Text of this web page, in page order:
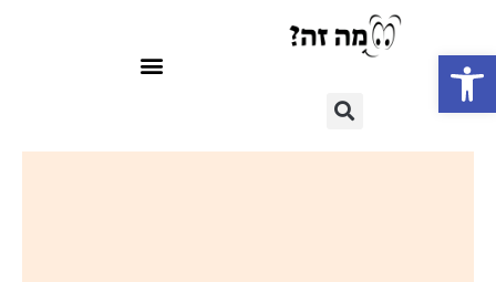
פתח סרגל נגישות